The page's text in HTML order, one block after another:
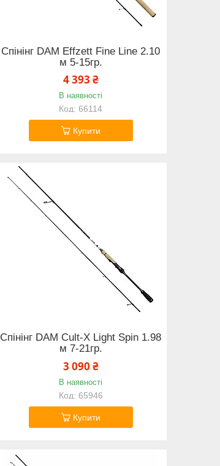
Спінінг DAM Effzett Fine Line 2.10
м 5-15гр.
4 393 ₴
В наявності
66114
Купити
Спінінг DAM Cult-X Light Spin 1.98
м 7-21гр.
3 090 ₴
В наявності
65946
Купити